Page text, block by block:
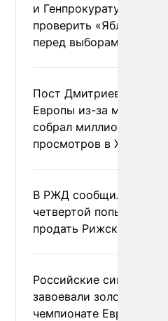
и Генпрокуратуру
проверить «Яблоко»
перед выборами
Пост Дмитриева о
Европы из-за
собрал миллион
просмотров в X
В РЖД сообщили о
четвертой попытке
продать Рижский
Российские
завоевали золото на
чемпионате Европы